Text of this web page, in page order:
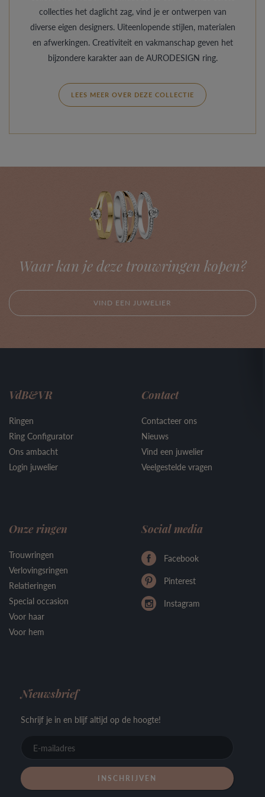
collecties het daglicht zag, vind je er ontwerpen van
diverse eigen designers. Uiteenlopende stijlen, materialen
en afwerkingen. Creativiteit en vakmanschap geven het
bijzondere karakter aan de AURODESIGN ring.
LEES MEER OVER DEZE COLLECTIE
Waar kan je deze trouwringen kopen?
VIND EEN JUWELIER
VdB&VR
Ringen
Ring Configurator
Ons ambacht
Login juwelier
Contact
Contacteer ons
Nieuws
Vind een juwelier
Veelgestelde vragen
Onze ringen
Trouwringen
Verlovingsringen
Relatieringen
Special occasion
Voor haar
Voor hem
Social media
Facebook
Pinterest
Instagram
Nieuwsbrief
Schrijf je in en blijf altijd op de hoogte!